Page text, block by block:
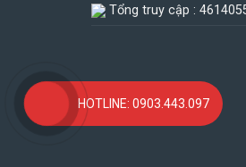
Tổng truy cập :
HOTLINE: 0903.443.097